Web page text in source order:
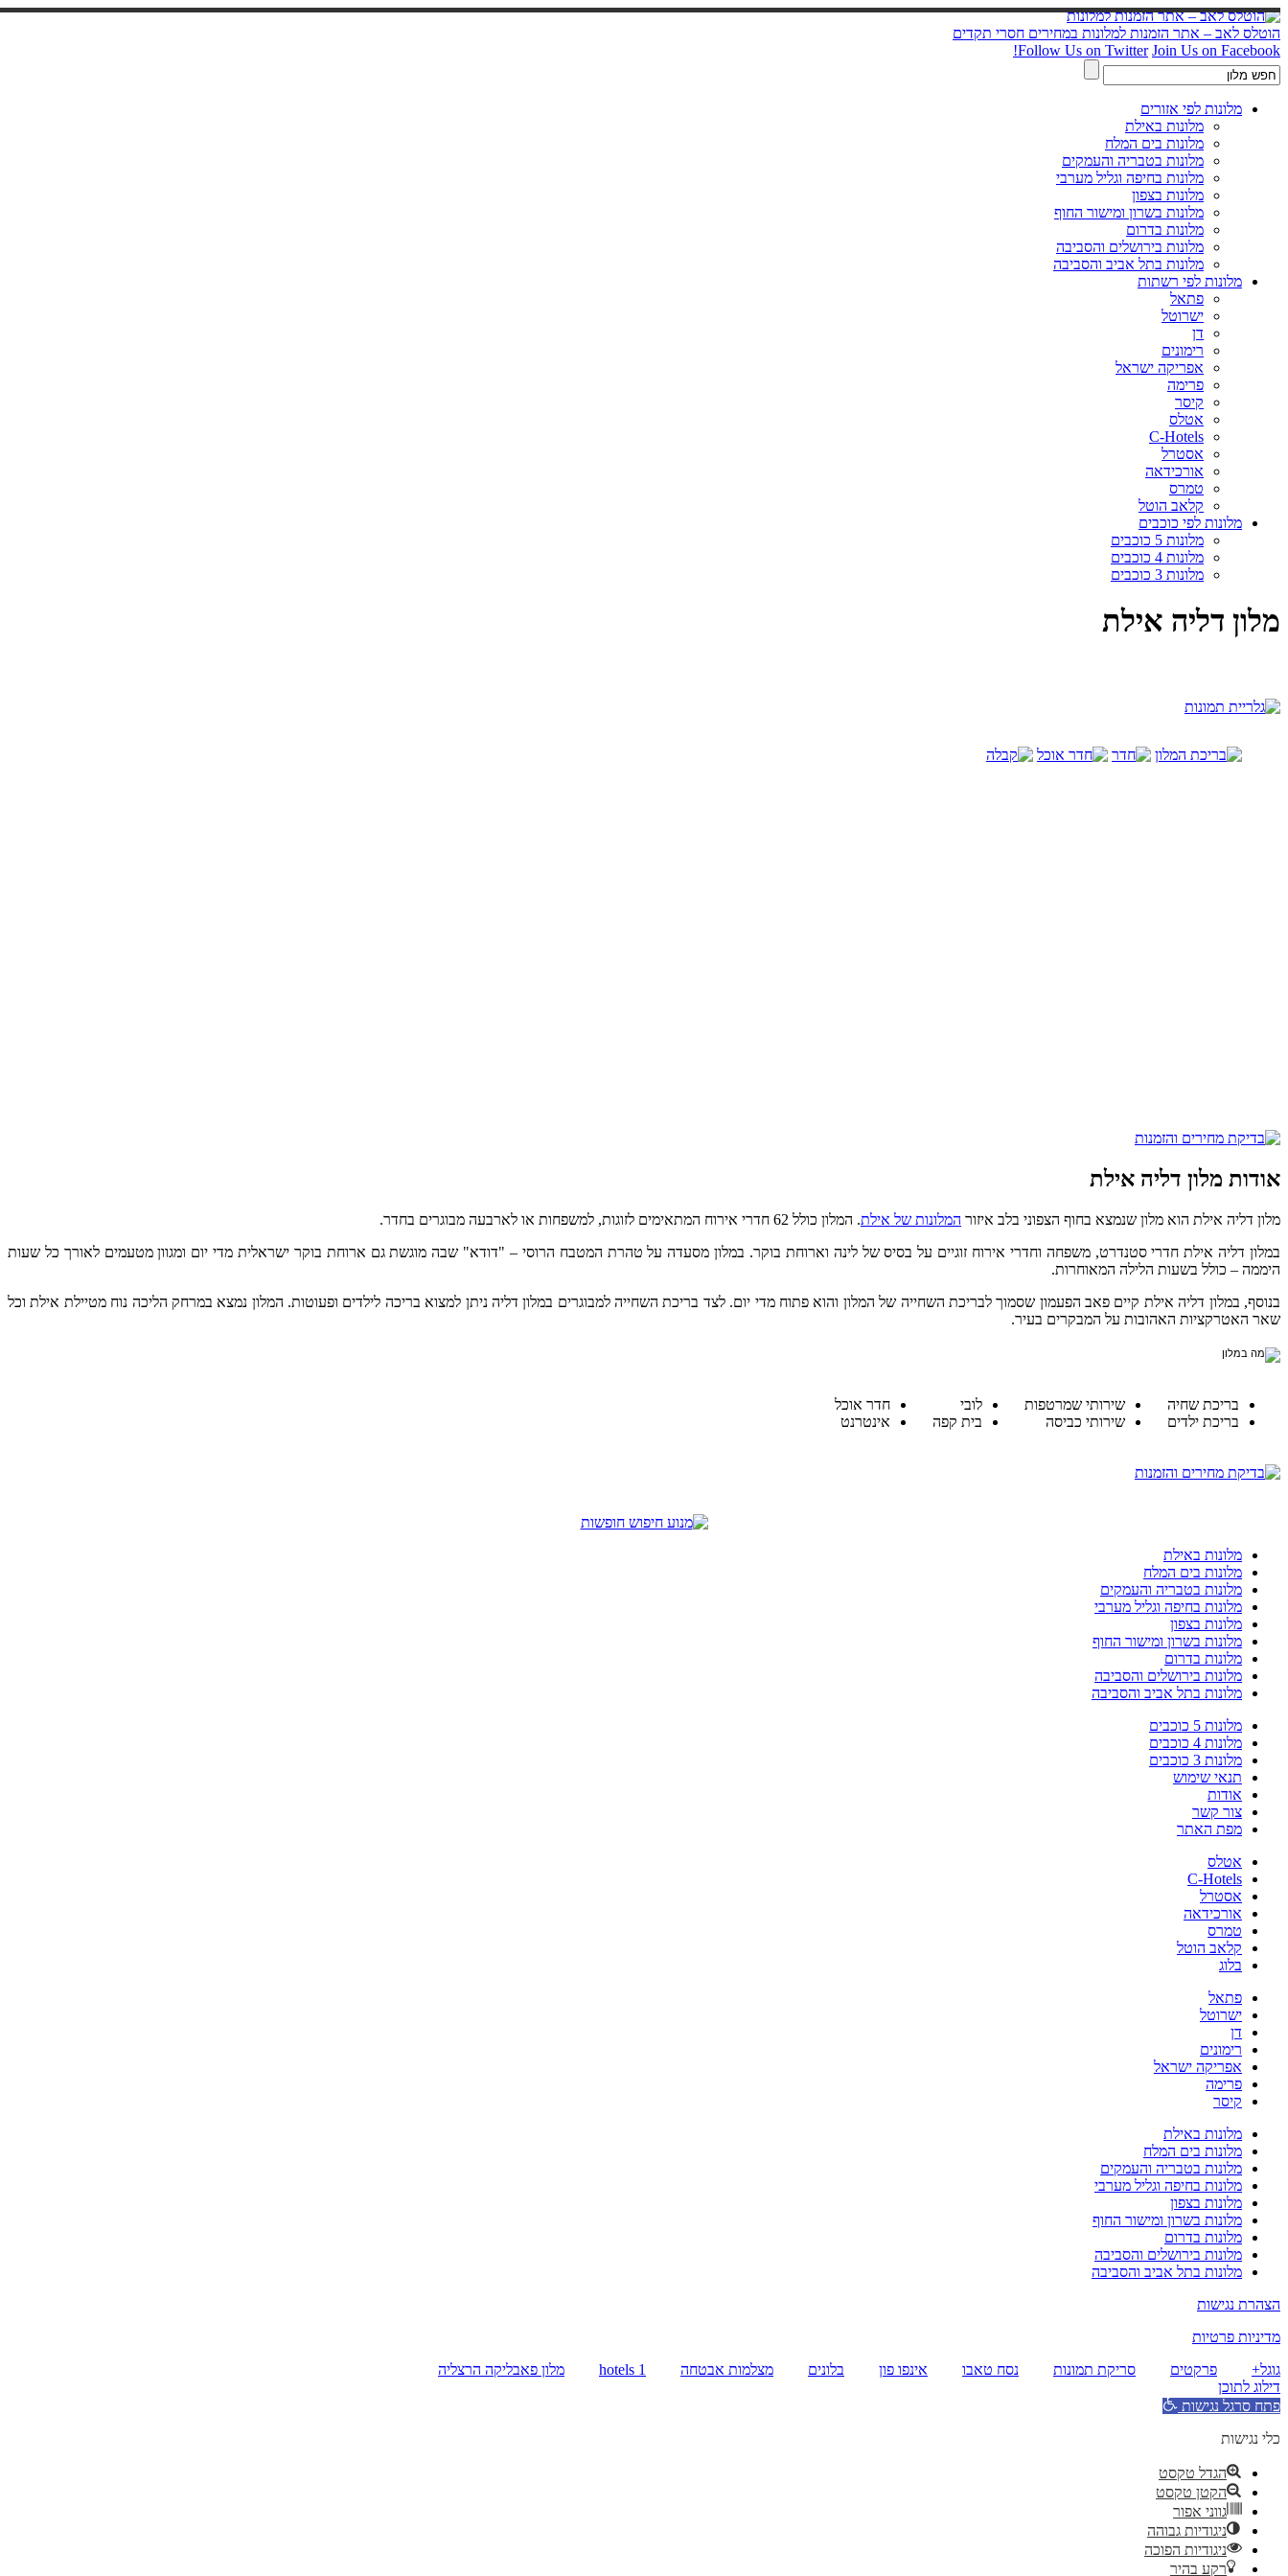
הוטלס לאב – אתר הזמנות למלונות במחירים חסרי תקדים
Follow Us on Twitter Join Us on Facebook!
מלונות לפי אזורים
מלונות באילת
מלונות בים המלח
מלונות בטבריה והעמקים
מלונות בחיפה וגליל מערבי
מלונות בצפון
מלונות בשרון ומישור החוף
מלונות בדרום
מלונות בירושלים והסביבה
מלונות בתל אביב והסביבה
מלונות לפי רשתות
פתאל
ישרוטל
דן
רימונים
אפריקה ישראל
פרימה
קיסר
אטלס
C-Hotels
אסטרל
אורכידאה
טמרס
קלאב הוטל
מלונות לפי כוכבים
מלונות 5 כוכבים
מלונות 4 כוכבים
מלונות 3 כוכבים
מלון דליה אילת
אודות מלון דליה אילת
מלון דליה אילת הוא מלון שנמצא בחוף הצפוני בלב איזור המלונות של אילת. המלון כולל 62 חדרי אירוח המתאימים לזוגות, למשפחות או לארבעה מבוגרים בחדר.
במלון דליה אילת חדרי סטנדרט, משפחה וחדרי אירוח זוגיים על בסיס של לינה וארוחת בוקר. במלון מסעדה על טהרת המטבח הרוסי – "דודא" שבה מוגשת גם ארוחת בוקר ישראלית מדי יום ומגוון מטעמים לאורך כל שעות
היממה – כולל בשעות הלילה המאוחרות.
בנוסף, במלון דליה אילת קיים פאב הפעמון שסמוך לבריכת השחייה של המלון והוא פתוח מדי יום. לצד בריכת השחייה למבוגרים במלון דליה ניתן למצוא בריכה לילדים ופעוטות. המלון נמצא במרחק הליכה נוח מטיילת אילת וכל
שאר האטרקציות האהובות על המבקרים בעיר.
בריכת שחיה
בריכת ילדים
שירותי שמרטפות
שירותי כביסה
לובי
בית קפה
חדר אוכל
אינטרנט
מלונות באילת
מלונות בים המלח
מלונות בטבריה והעמקים
מלונות בחיפה וגליל מערבי
מלונות בצפון
מלונות בשרון ומישור החוף
מלונות בדרום
מלונות בירושלים והסביבה
מלונות בתל אביב והסביבה
מלונות 5 כוכבים
מלונות 4 כוכבים
מלונות 3 כוכבים
תנאי שימוש
אודות
צור קשר
מפת האתר
אטלס
C-Hotels
אסטרל
אורכידאה
טמרס
קלאב הוטל
בלוג
פתאל
ישרוטל
דן
רימונים
אפריקה ישראל
פרימה
קיסר
מלונות באילת
מלונות בים המלח
מלונות בטבריה והעמקים
מלונות בחיפה וגליל מערבי
מלונות בצפון
מלונות בשרון ומישור החוף
מלונות בדרום
מלונות בירושלים והסביבה
מלונות בתל אביב והסביבה
הצהרת נגישות
מדיניות פרטיות
גוגל+
פרקטים סריקת תמונות נסח טאבו אינפו פון בלונים מצלמות אבטחה hotels 1
מלון פאבליקה הרצליה
דילוג לתוכן
פתח סרגל נגישות
כלי נגישות
הגדל טקסט
הקטן טקסט
גווני אפור
ניגודיות גבוהה
ניגודיות הפוכה
רקע בהיר